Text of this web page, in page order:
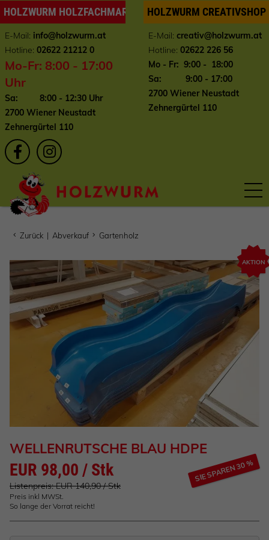
HOLZWURM HOLZFACHMARKT
E-Mail: info@holzwurm.at
Hotline: 02622 21212 0
Mo-Fr: 8:00 - 17:00
Uhr
Sa: 8:00 - 12:30 Uhr
2700 Wiener Neustadt
Zehnergürtel 110
HOLZWURM CREATIVSHOP
E-Mail: creativ@holzwurm.at
Hotline: 02622 226 56
Mo - Fr: 9:00 - 18:00
Sa: 9:00 - 17:00
2700 Wiener Neustadt
Zehnergürtel 110
Zurück | Abverkauf Gartenholz
AKTION
WELLENRUTSCHE BLAU HDPE
EUR 98,00 / Stk
Listenpreis: EUR 140,90 / Stk
SIE SPAREN 30 %
Preis inkl MWSt.
So lange der Vorrat reicht!